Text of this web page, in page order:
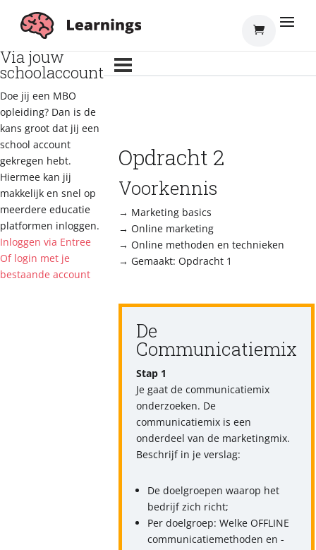
Inloggen
Via jouw
schoolaccount
Doe jij een MBO
opleiding? Dan is de
kans groot dat jij een
school account
gekregen hebt.
Hiermee kan jij
makkelijk en snel op
meerdere educatie
platformen inloggen.
Inloggen via Entree
Of login met je
bestaande account
Opdracht 2
Voorkennis
→ Marketing basics
→ Online marketing
→ Online methoden en technieken
→ Gemaakt: Opdracht 1
De
Communicatiemix
Stap 1
Je gaat de communicatiemix
onderzoeken. De
communicatiemix is een
onderdeel van de marketingmix.
Beschrijf in je verslag:
De doelgroepen waarop het
bedrijf zich richt;
Per doelgroep: Welke OFFLINE
communicatiemethoden en -